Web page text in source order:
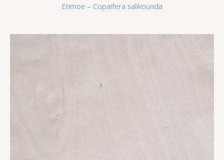
Etimoe – Copaifera salikounda